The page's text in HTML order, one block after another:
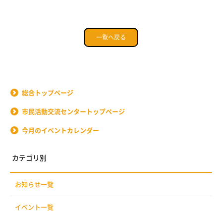
一覧へ戻る
総合トップページ
市民活動交流センタートップページ
今月のイベントカレンダー
カテゴリ別
お知らせ一覧
イベント一覧